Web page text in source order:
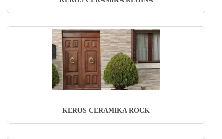
KEROS CERAMIKA ROCK